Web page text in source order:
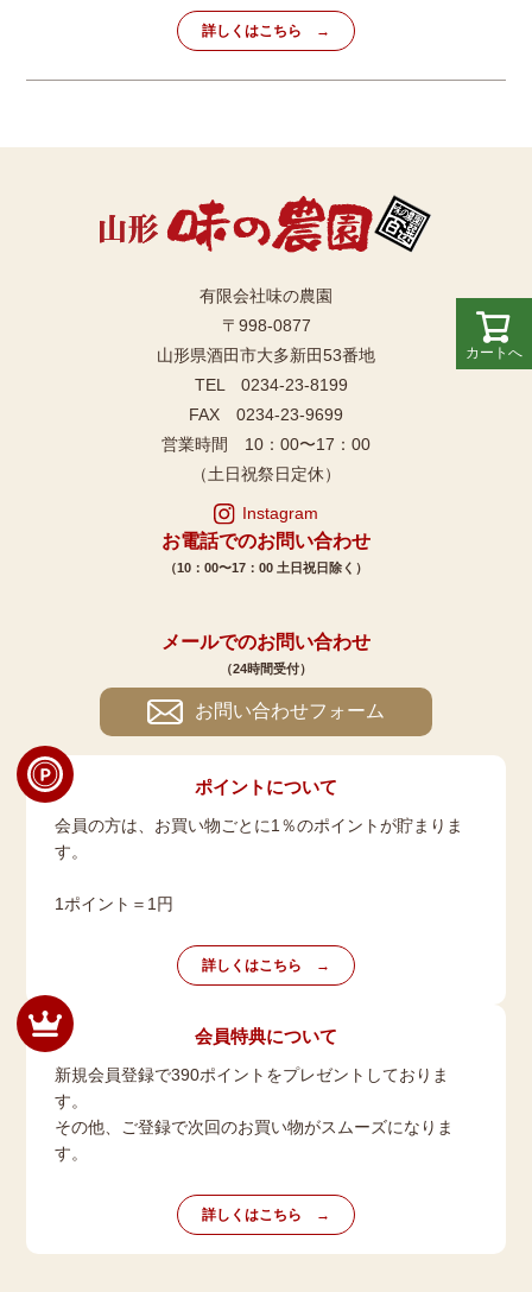
カートへ
詳しくはこちら
有限会社味の農園
〒998-0877
山形県酒田市大多新田53番地
TEL 0234-23-8199
FAX 0234-23-9699
営業時間 10：00〜17：00
（土日祝祭日定休）
Instagram
お電話でのお問い合わせ
（10：00〜17：00 土日祝日除く）
メールでのお問い合わせ
（24時間受付）
お問い合わせフォーム
ポイントについて
会員の方は、お買い物ごとに1％のポイントが貯まりま
す。
1ポイント＝1円
詳しくはこちら
会員特典について
新規会員登録で390ポイントをプレゼントしておりま
す。
その他、ご登録で次回のお買い物がスムーズになりま
す。
詳しくはこちら